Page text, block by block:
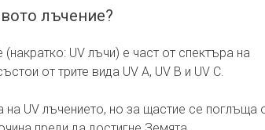
лъчение?
UV лъчи) е част от спектъра на
от трите вида UV A, UV B и UV C.
на UV лъчението, но за щастие се поглъща